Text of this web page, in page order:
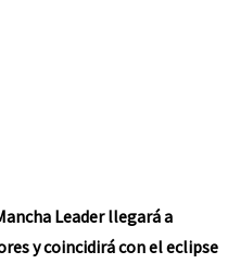
Leader llegará a
y coincidirá con el eclipse